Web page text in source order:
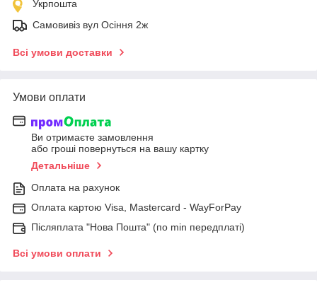
Укрпошта
Самовивіз вул Осіння 2ж
Всі умови доставки
Умови оплати
Ви отримаєте замовлення
або гроші повернуться на вашу картку
Детальніше
Оплата на рахунок
Оплата картою Visa, Mastercard - WayForPay
Післяплата "Нова Пошта" (по min передплаті)
Всі умови оплати